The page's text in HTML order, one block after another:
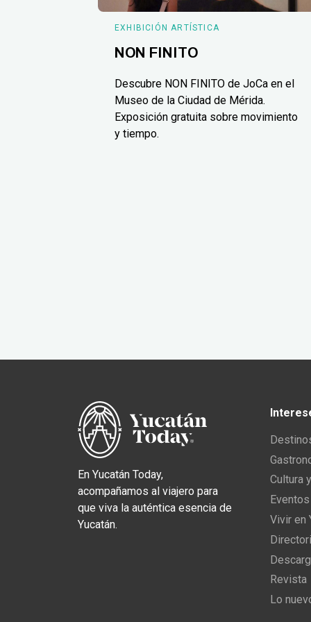
EXHIBICIÓN ARTÍSTICA
NON FINITO
Descubre NON FINITO de JoCa en el
Museo de la Ciudad de Mérida.
Exposición gratuita sobre movimiento
y tiempo.
En Yucatán Today,
acompañamos al viajero para
que viva la auténtica esencia de
Yucatán.
Cultura
Vivir en
Revista
Lo